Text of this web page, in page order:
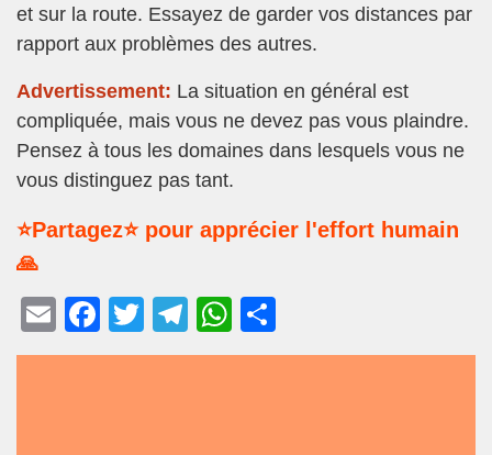
et sur la route. Essayez de garder vos distances par
rapport aux problèmes des autres.
Advertissement: La situation en général est
compliquée, mais vous ne devez pas vous plaindre.
Pensez à tous les domaines dans lesquels vous ne
vous distinguez pas tant.
⭐Partagez⭐ pour apprécier l'effort humain
🙏
E
m
F
a
T
wi
T
el
W
h
ar